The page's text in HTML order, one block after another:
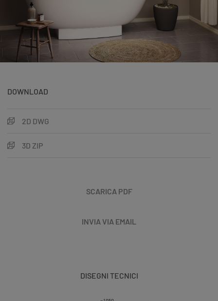
DOWNLOAD
2D DWG
3D ZIP
SCARICA PDF
INVIA VIA EMAIL
DISEGNI TECNICI